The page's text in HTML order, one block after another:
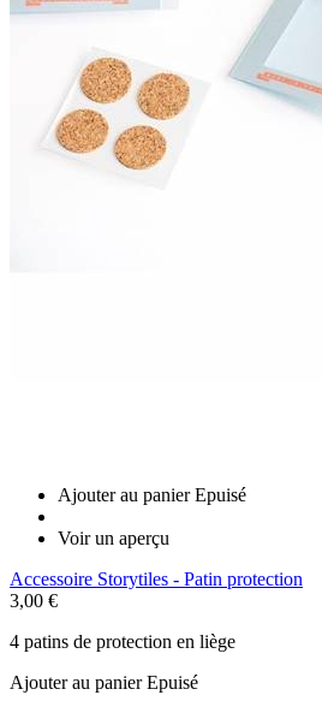
Ajouter au panier Epuisé
Voir un aperçu
Accessoire Storytiles - Patin protection
3,00 €
4 patins de protection en liège
Ajouter au panierEpuisé